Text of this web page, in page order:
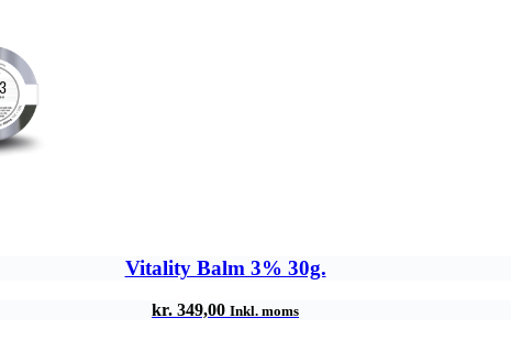
Vitality Balm 3% 30g.
kr. 349,00 Inkl. moms